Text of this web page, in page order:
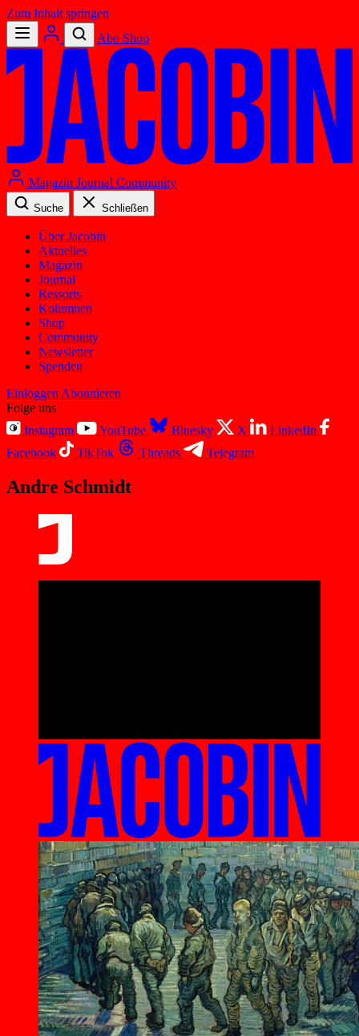
Zum Inhalt springen
Abo Shop
Magazin Journal Community
Suche Schließen
Über Jacobin
Aktuelles
Magazin
Journal
Ressorts
Kolumnen
Shop
Community
Newsletter
Spenden
Einloggen Abonnieren
Folge uns
Instagram
YouTube Bluesky X
LinkedIn
Facebook
TikTok Threads Telegram
Andre Schmidt